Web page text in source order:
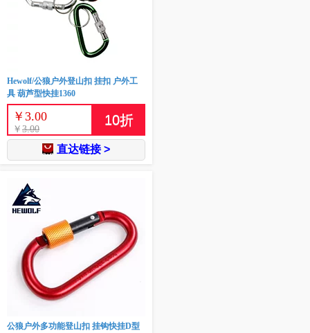
Hewolf/公狼户外登山扣 挂扣 户外工
具 葫芦型快挂1360
￥ 3.00
￥ 3.00
10折
直达链接 >
公狼户外多功能登山扣 挂钩快挂D型